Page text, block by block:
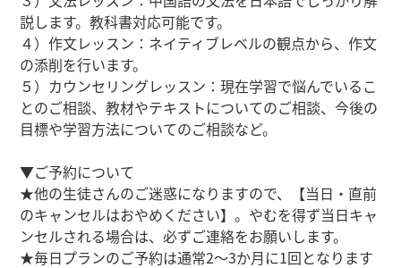
説します。教科書対応可能です。
４）作文レッスン：ネイティブレベルの観点から、作文
の添削を行います。
５）カウンセリングレッスン：現在学習で悩んでいるこ
とのご相談、教材やテキストについてのご相談、今後の
目標や学習方法についてのご相談など。
▼ご予約について
★他の生徒さんのご迷惑になりますので、【当日・直前
のキャンセルはおやめください】。やむを得ず当日キャ
ンセルされる場合は、必ずご連絡をお願いします。
★毎日プランのご予約は通常2～3か月に1回となります